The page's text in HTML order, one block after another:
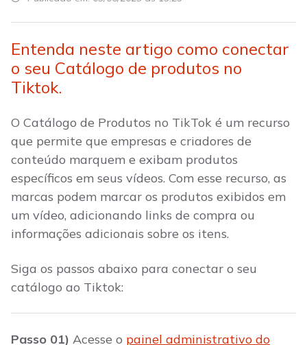
Entenda neste artigo como conectar
o seu Catálogo de produtos no
Tiktok.
O Catálogo de Produtos no TikTok é um recurso
que permite que empresas e criadores de
conteúdo marquem e exibam produtos
específicos em seus vídeos. Com esse recurso, as
marcas podem marcar os produtos exibidos em
um vídeo, adicionando links de compra ou
informações adicionais sobre os itens.
Siga os passos abaixo para conectar o seu
catálogo ao Tiktok:
Passo 01) Acesse o painel administrativo do